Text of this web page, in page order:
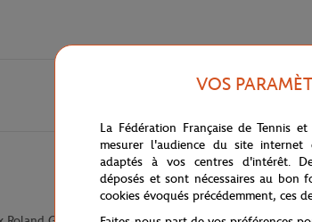
VOS
La Fédération Française de Tennis
mesurer l'audience du site
adaptés à vos centres d'intérêt.
déposés et sont nécessaires au bon
cookies évoqués précédemment, ces